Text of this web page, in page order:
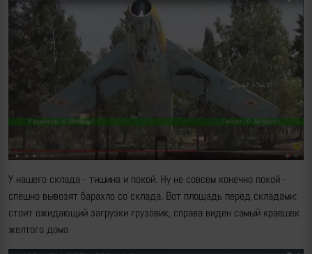
У нашего склада - тишина и покой. Ну не совсем конечно покой -
спешно вывозят барахло со склада. Вот площадь перед складами:
стоит ожидающий загрузки грузовик, справа виден самый краешек
желтого дома